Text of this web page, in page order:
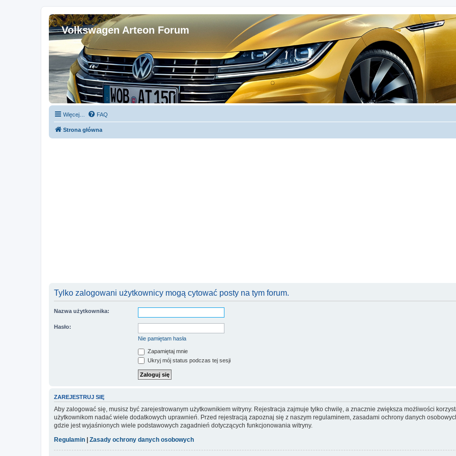
Volkswagen Arteon Forum
Więcej… FAQ
Strona główna
Tylko zalogowani użytkownicy mogą cytować posty na tym forum.
Nazwa użytkownika:
Hasło:
Nie pamiętam hasła
Zapamiętaj mnie
Ukryj mój status podczas tej sesji
ZAREJESTRUJ SIĘ
Aby zalogować się, musisz być zarejestrowanym użytkownikiem witryny. Rejestracja zajmuje tylko chwilę, a znacznie zwiększa możliwości
użytkownikom nadać wiele dodatkowych uprawnień. Przed rejestracją zapoznaj się z naszym regulaminem, zasadami ochrony danych
gdzie jest wyjaśnionych wiele podstawowych zagadnień dotyczących funkcjonowania witryny.
Regulamin | Zasady ochrony danych osobowych